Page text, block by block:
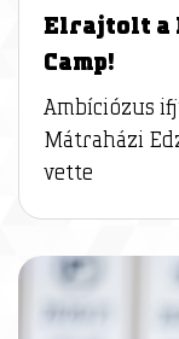
Elrajtolt a
Camp!
Ambíciózus
Mátraházi
vette